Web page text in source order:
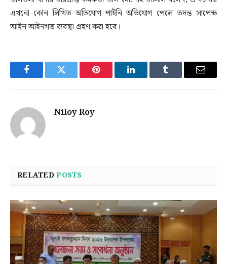
এখনো কোন লিখিত অভিযোগ পাইনি অভিযোগ পেলে তদন্ত সাপেক্ষ
আইন আইনগত ব্যবস্থা গ্রহণ করা হবে।
FacebookTwitter Pinterest LinkedInTumblr Email
Niloy Roy
RELATEDPOSTS